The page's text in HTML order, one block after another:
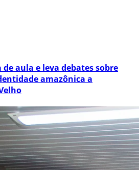
aula e leva debates sobre
amazônica a